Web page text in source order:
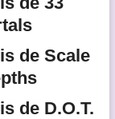
de Scale
de D.O.T.